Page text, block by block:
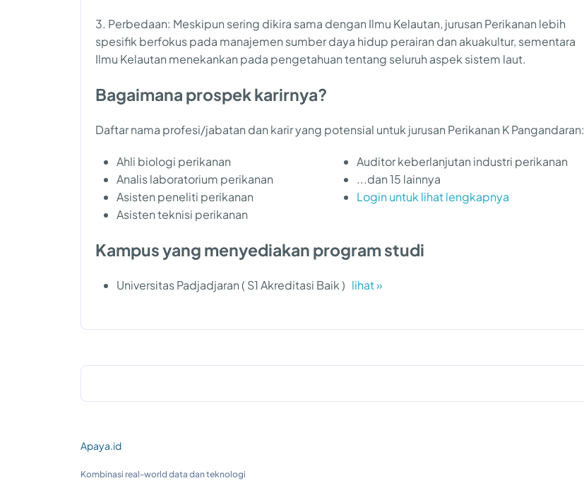
3. Perbedaan: Meskipun sering dikira sama dengan Ilmu Kelautan, jurusan Perikanan lebih
spesifik berfokus pada manajemen sumber daya hidup perairan dan akuakultur, sementara
Ilmu Kelautan menekankan pada pengetahuan tentang seluruh aspek sistem laut.
Bagaimana prospek karirnya?
Daftar nama profesi/jabatan dan karir yang potensial untuk jurusan Perikanan K Pangandaran:
Ahli biologi perikanan
Analis laboratorium perikanan
Asisten peneliti perikanan
Asisten teknisi perikanan
Auditor keberlanjutan industri perikanan
...dan 15 lainnya
Login untuk lihat lengkapnya
Kampus yang menyediakan program studi
Universitas Padjadjaran ( S1 Akreditasi Baik ) lihat »
Apaya.id
Kombinasi real-world data dan teknologi